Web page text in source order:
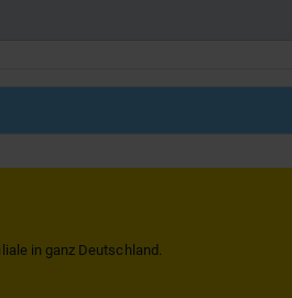
in ganz Deutschland.